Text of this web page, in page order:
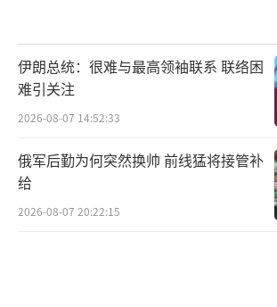
伊朗总统：很难与最高领袖联系 联络困
难引关注
2026-08-07 14:52:33
俄军后勤为何突然换帅 前线猛将接管补
给
2026-08-07 20:22:15